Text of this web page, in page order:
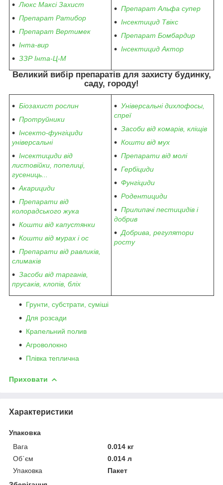
Люкс Максі Захист
Препарат Ратибор
Препарат Вертимек
Інта-вир
ЗЗР Інта-Ц-М
Препарат Альфа супер
Інсектицид Твікс
Препарат Бомбардир
Інсектицид Актор
Великий вибір препаратів для захисту будинку,
саду, городу!
Біозахист рослин
Протруйники
Інсекто-фунгіциди
універсальні
Інсектициди від
листовійки, попелиці,
гусениць...
Акарициди
Препарати від
колорадського жука
Кошти від капустянки
Кошти від мурах і ос
Препарати від равликів,
слимаків
Засоби від тарганів,
прусаків, клопів, бліх
Універсальні дихлофосы,
спреї
Засоби від комарів, кліщів
Кошти від мух
Препарати від молі
Гербіциди
Фунгіциди
Родентициди
Прилипачі пестицидів і
добрив
Добрива, регулятори
росту
Грунти, субстрати, суміші
Для розсади
Крапельний полив
Агроволокно
Плівка теплична
Приховати
Характеристики
Упаковка
Вага
0.014 кг
Об`єм
0.014 л
Упаковка
Пакет